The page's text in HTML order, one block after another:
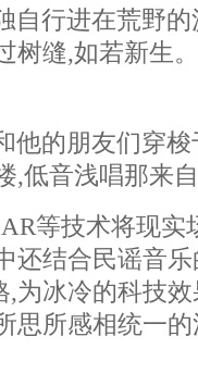
自行进在荒野
树缝,如若新生。
他的朋友们穿
,低音浅唱那来
等技术将现实
还结合民谣音
为冰冷的科技
思所感相统一